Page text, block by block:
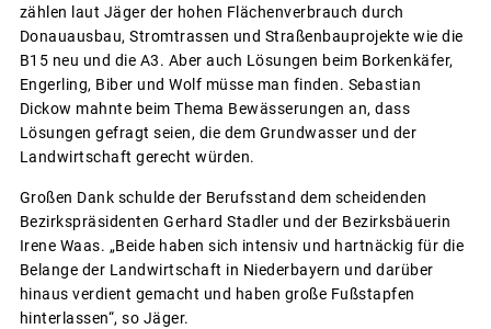
zählen laut Jäger der hohen Flächenverbrauch durch
Donauausbau, Stromtrassen und Straßenbauprojekte wie die
B15 neu und die A3. Aber auch Lösungen beim Borkenkäfer,
Engerling, Biber und Wolf müsse man finden. Sebastian
Dickow mahnte beim Thema Bewässerungen an, dass
Lösungen gefragt seien, die dem Grundwasser und der
Landwirtschaft gerecht würden.
Großen Dank schulde der Berufsstand dem scheidenden
Bezirkspräsidenten Gerhard Stadler und der Bezirksbäuerin
Irene Waas. „Beide haben sich intensiv und hartnäckig für die
Belange der Landwirtschaft in Niederbayern und darüber
hinaus verdient gemacht und haben große Fußstapfen
hinterlassen“, so Jäger.